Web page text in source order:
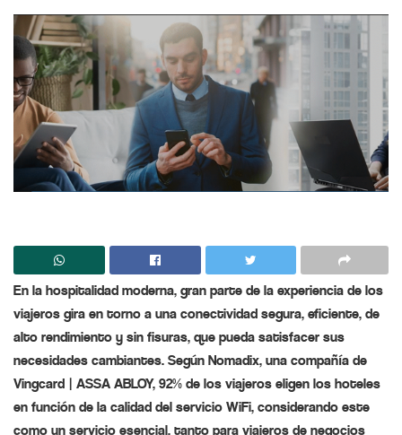
En la hospitalidad moderna, gran parte de la experiencia de los
viajeros gira en torno a una conectividad segura, eficiente, de
alto rendimiento y sin fisuras, que pueda satisfacer sus
necesidades cambiantes. Según Nomadix, una compañía de
Vingcard | ASSA ABLOY, 92% de los viajeros eligen los hoteles
en función de la calidad del servicio WiFi, considerando este
como un servicio esencial, tanto para viajeros de negocios